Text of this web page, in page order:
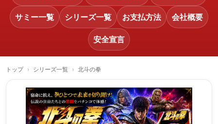
サミー一覧 シリーズ一覧 お支払方法 会社概要
安全宣言
トップ シリーズ一覧 北斗の拳